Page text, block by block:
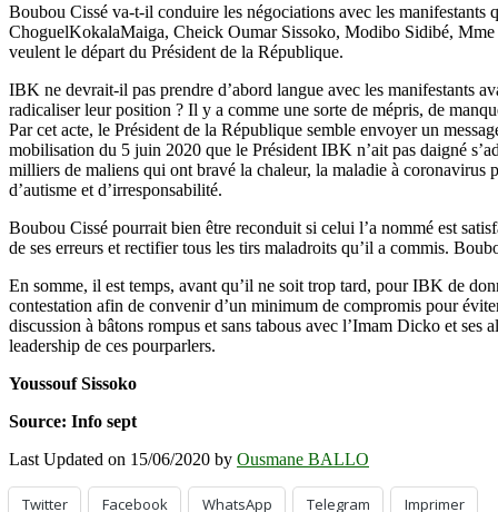
Boubou Cissé va-t-il conduire les négociations avec les
ChoguelKokalaMaiga, Cheick Oumar Sissoko, Modibo Sidibé,
veulent le départ du Président de la République.
IBK ne devrait-il pas prendre d’abord langue avec les manifestants
radicaliser leur position ? Il y a comme une sorte de mépris, de
Par cet acte, le Président de la République semble envoyer un
mobilisation du 5 juin 2020 que le Président IBK n’ait pas daigné
milliers de maliens qui ont bravé la chaleur, la maladie à coronavirus
d’autisme et d’irresponsabilité.
Boubou Cissé pourrait bien être reconduit si celui l’a nommé est
de ses erreurs et rectifier tous les tirs maladroits qu’il a commis.
En somme, il est temps, avant qu’il ne soit trop tard, pour IBK de
contestation afin de convenir d’un minimum de compromis pour
discussion à bâtons rompus et sans tabous avec l’Imam Dicko et
leadership de ces pourparlers.
Youssouf Sissoko
Source: Info sept
Last Updated on 15/06/2020 by Ousmane BALLO
Twitter Facebook WhatsApp Telegram Imprimer